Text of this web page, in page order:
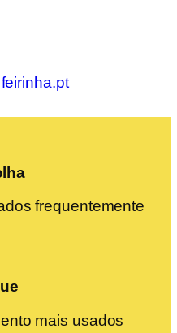
frequentemente
mais usados